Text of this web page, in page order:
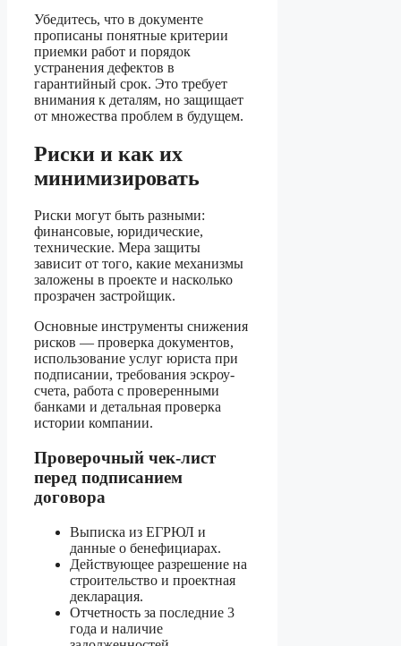
Убедитесь, что в документе
прописаны понятные критерии
приемки работ и порядок
устранения дефектов в
гарантийный срок. Это требует
внимания к деталям, но защищает
от множества проблем в будущем.
Риски и как их
минимизировать
Риски могут быть разными:
финансовые, юридические,
технические. Мера защиты
зависит от того, какие механизмы
заложены в проекте и насколько
прозрачен застройщик.
Основные инструменты снижения
рисков — проверка документов,
использование услуг юриста при
подписании, требования эскроу-
счета, работа с проверенными
банками и детальная проверка
истории компании.
Проверочный чек-лист
перед подписанием
договора
Выписка из ЕГРЮЛ и
данные о бенефициарах.
Действующее разрешение на
строительство и проектная
декларация.
Отчетность за последние 3
года и наличие